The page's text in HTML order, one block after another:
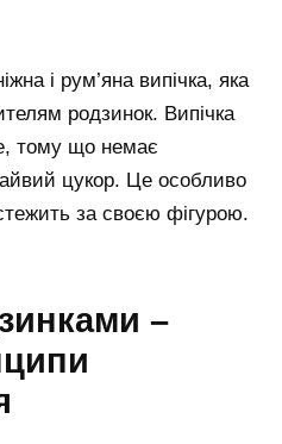
і рум’яна випічка, яка
родзинок. Випічка
тому що немає
цукор. Це особливо
за своєю фігурою.
–